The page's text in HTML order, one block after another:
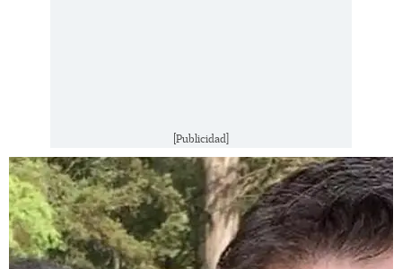
[Publicidad]